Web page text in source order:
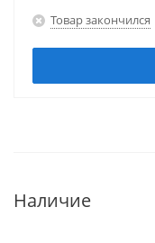
Товар закончился
Наличие